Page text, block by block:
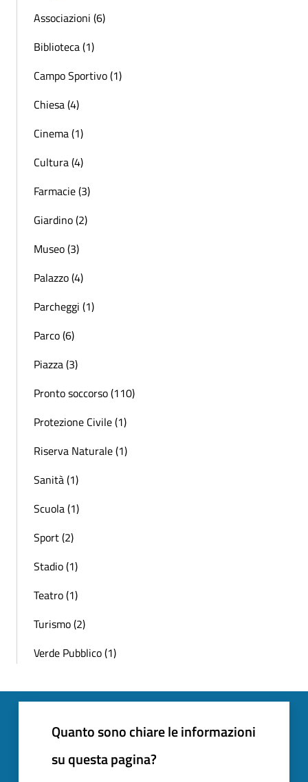
Associazioni (6)
Biblioteca (1)
Campo Sportivo (1)
Chiesa (4)
Cinema (1)
Cultura (4)
Farmacie (3)
Giardino (2)
Museo (3)
Palazzo (4)
Parcheggi (1)
Parco (6)
Piazza (3)
Pronto soccorso (110)
Protezione Civile (1)
Riserva Naturale (1)
Sanità (1)
Scuola (1)
Sport (2)
Stadio (1)
Teatro (1)
Turismo (2)
Verde Pubblico (1)
Quanto sono chiare le informazioni
su questa pagina?